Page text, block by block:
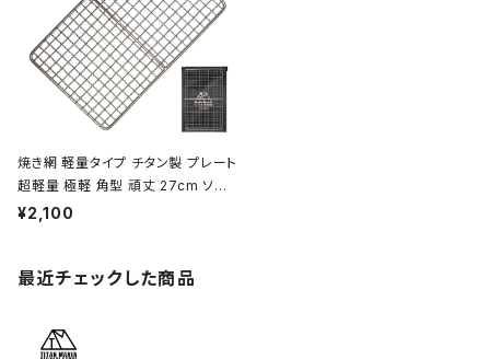
焼き網 軽量タイプ チタン製 プレート
超軽量 極軽 角型 頑丈 27cm ソロ
キャンプ BBQ バーベキュー アウト
¥2,100
最近チェックした商品